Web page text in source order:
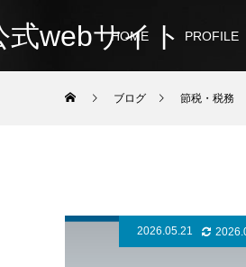
式webサイト
HOME PROFILE
ブログ 節税・税務
2026.05.21